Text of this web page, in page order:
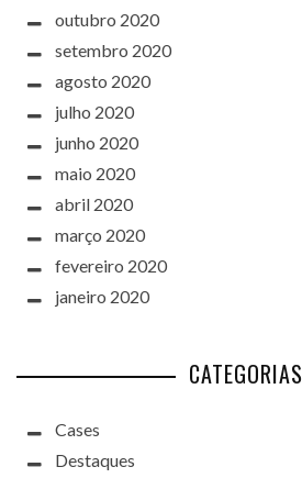
outubro 2020
setembro 2020
agosto 2020
julho 2020
junho 2020
maio 2020
abril 2020
março 2020
fevereiro 2020
janeiro 2020
CATEGORIAS
Cases
Destaques